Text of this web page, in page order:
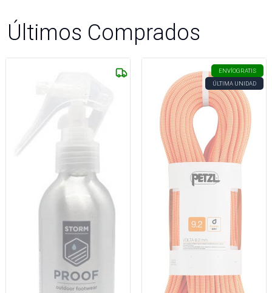
Últimos Comprados
ENVÍOGRATIS
ÚLTIMA UNIDAD